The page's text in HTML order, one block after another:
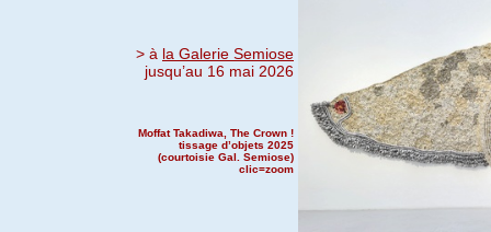
> à la Galerie Semiose
jusqu’au 16 mai 2026
Moffat Takadiwa, The Crown !
tissage d’objets 2025
(courtoisie Gal. Semiose)
clic=zoom